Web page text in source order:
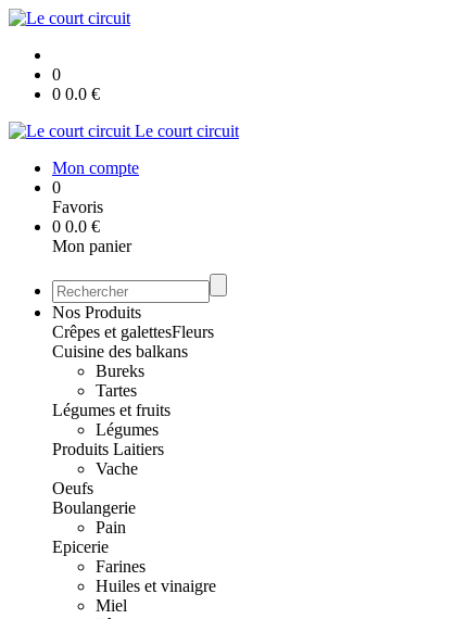
0
0 0.0 €
Le court circuit
Mon compte
0
Favoris
0 0.0 €
Mon panier
Nos Produits
Crêpes et galettesFleurs
Cuisine des balkans
Bureks
Tartes
Légumes et fruits
Légumes
Produits Laitiers
Vache
Oeufs
Boulangerie
Pain
Epicerie
Farines
Huiles et vinaigre
Miel